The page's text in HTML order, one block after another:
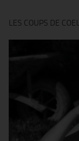
LES COUPS DE